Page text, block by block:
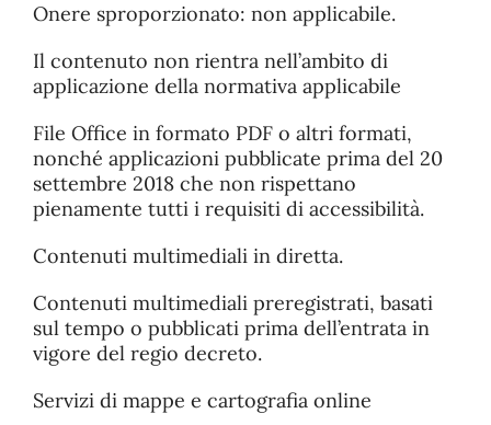
Onere sproporzionato: non applicabile.
Il contenuto non rientra nell’ambito di
applicazione della normativa applicabile
File Office in formato PDF o altri formati,
nonché applicazioni pubblicate prima del 20
settembre 2018 che non rispettano
pienamente tutti i requisiti di accessibilità.
Contenuti multimediali in diretta.
Contenuti multimediali preregistrati, basati
sul tempo o pubblicati prima dell’entrata in
vigore del regio decreto.
Servizi di mappe e cartografia online